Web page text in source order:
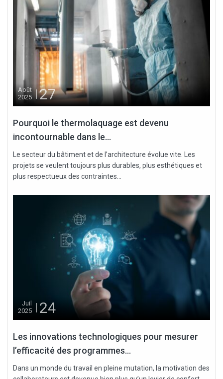
Août
2025
27
Pourquoi le thermolaquage est devenu
incontournable dans le...
Le secteur du bâtiment et de l’architecture évolue vite. Les
projets se veulent toujours plus durables, plus esthétiques et
plus respectueux des contraintes...
Juil
2025
24
Les innovations technologiques pour mesurer
l’efficacité des programmes...
Dans un monde du travail en pleine mutation, la motivation des